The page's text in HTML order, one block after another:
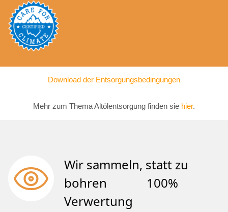
Download der Entsorgungsbedingungen
Mehr zum Thema Altölentsorgung finden sie hier.
Wir sammeln, statt zu
bohren 100%
Verwertung